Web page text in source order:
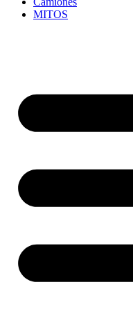
MITOS